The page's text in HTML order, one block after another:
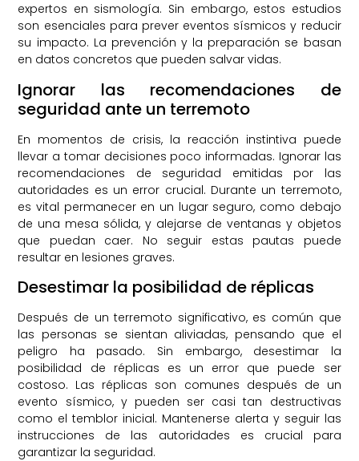
expertos en sismología. Sin embargo, estos estudios
son esenciales para prever eventos sísmicos y reducir
su impacto. La prevención y la preparación se basan
en datos concretos que pueden salvar vidas.
Ignorar las recomendaciones de
seguridad ante un terremoto
En momentos de crisis, la reacción instintiva puede
llevar a tomar decisiones poco informadas. Ignorar las
recomendaciones de seguridad emitidas por las
autoridades es un error crucial. Durante un terremoto,
es vital permanecer en un lugar seguro, como debajo
de una mesa sólida, y alejarse de ventanas y objetos
que puedan caer. No seguir estas pautas puede
resultar en lesiones graves.
Desestimar la posibilidad de réplicas
Después de un terremoto significativo, es común que
las personas se sientan aliviadas, pensando que el
peligro ha pasado. Sin embargo, desestimar la
posibilidad de réplicas es un error que puede ser
costoso. Las réplicas son comunes después de un
evento sísmico, y pueden ser casi tan destructivas
como el temblor inicial. Mantenerse alerta y seguir las
instrucciones de las autoridades es crucial para
garantizar la seguridad.